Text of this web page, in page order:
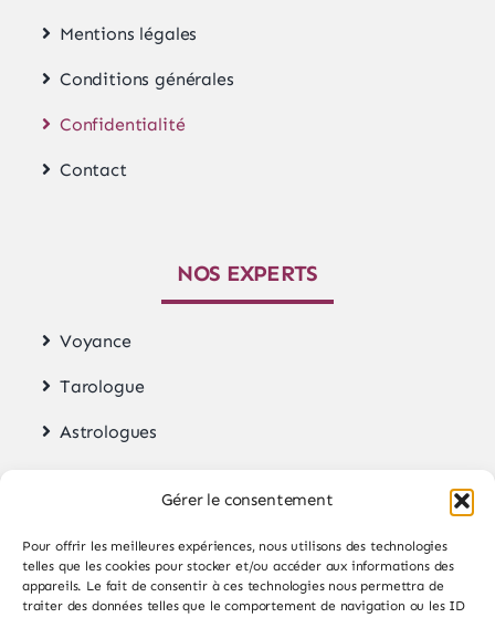
Gérer le consentement
Pour offrir les meilleures expériences, nous utilisons des technologies
telles que les cookies pour stocker et/ou accéder aux informations des
appareils. Le fait de consentir à ces technologies nous permettra de
traiter des données telles que le comportement de navigation ou les ID
Mentions légales
Conditions générales
Confidentialité
Contact
NOS EXPERTS
Voyance
Tarologue
Astrologues